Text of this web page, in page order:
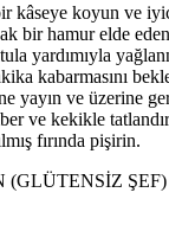
kâseye koyun ve
bir hamur elde
yardımıyla
kabarmasını
yayın ve üzerine
ve kekikle
fırında pişirin.
(GLÜTENSİZ ŞEF)